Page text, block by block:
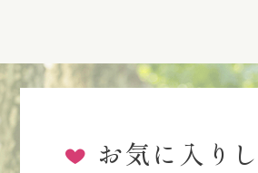
お気に入り